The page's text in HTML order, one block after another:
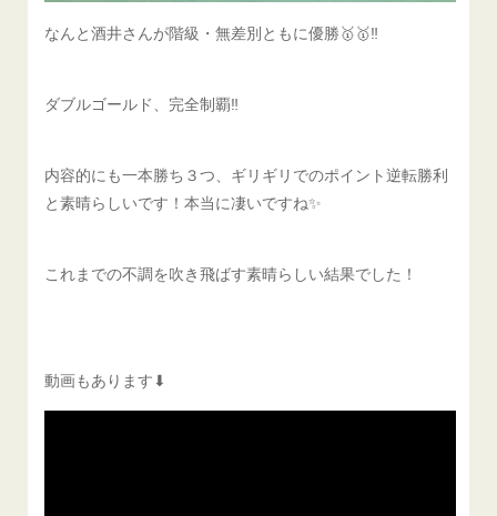
なんと酒井さんが階級・無差別ともに優勝🥇🥇‼️
ダブルゴールド、完全制覇‼️
内容的にも一本勝ち３つ、ギリギリでのポイント逆転勝利
と素晴らしいです！本当に凄いですね✨
これまでの不調を吹き飛ばす素晴らしい結果でした！
動画もあります⬇︎